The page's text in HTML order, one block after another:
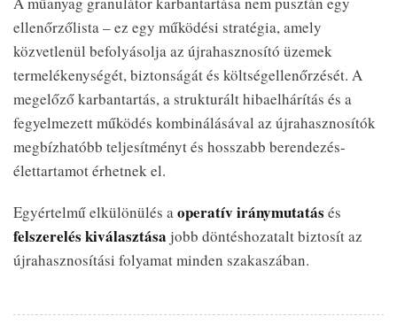
ellenőrzőlista – ez egy működési stratégia, amely
közvetlenül befolyásolja az újrahasznosító üzemek
termelékenységét, biztonságát és költségellenőrzését. A
megelőző karbantartás, a strukturált hibaelhárítás és a
fegyelmezett működés kombinálásával az újrahasznosítók
megbízhatóbb teljesítményt és hosszabb berendezés-
élettartamot érhetnek el.
Egyértelmű elkülönülés aoperatív iránymutatás és
felszerelés kiválasztása jobb döntéshozatalt biztosít az
újrahasznosítási folyamat minden szakaszában.